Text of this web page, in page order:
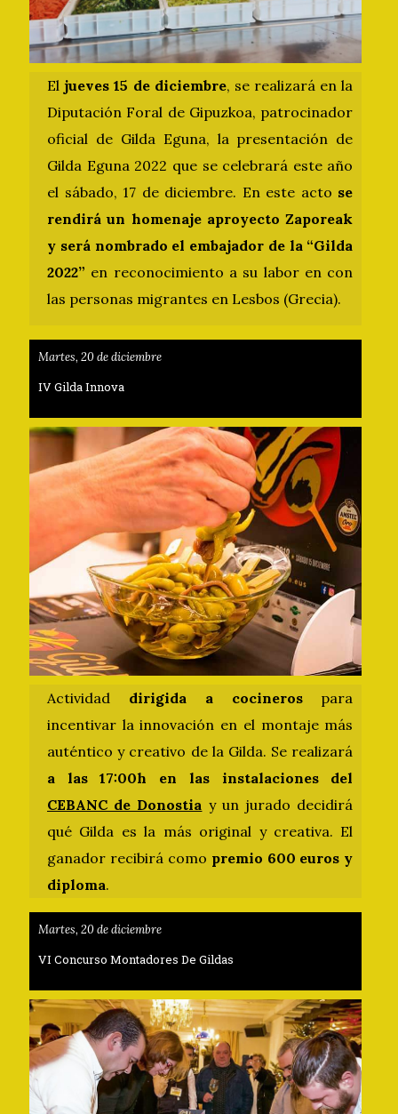
Eljueves 15 de diciembre, se realizará en la
Diputación Foral de Gipuzkoa, patrocinador
oficial de Gilda Eguna, la presentación de
Gilda Eguna 2022 que se celebrará este año
el sábado, 17 de diciembre. En este acto se
rendirá un homenaje aproyecto Zaporeak
y será nombrado el embajador de la “Gilda
2022” en reconocimiento a su labor en con
las personas migrantes en Lesbos (Grecia).
Martes, 20 de diciembre
IV Gilda Innova
Actividad dirigida a cocinerospara
incentivar la innovación en el montaje más
auténtico y creativo de la Gilda. Se realizará
a las 17:00h en las instalaciones del
CEBANC de Donostia y un jurado decidirá
qué Gilda es la más original y creativa. El
ganador recibirá como premio 600 euros y
diploma.
Martes, 20 de diciembre
VI Concurso Montadores De Gildas